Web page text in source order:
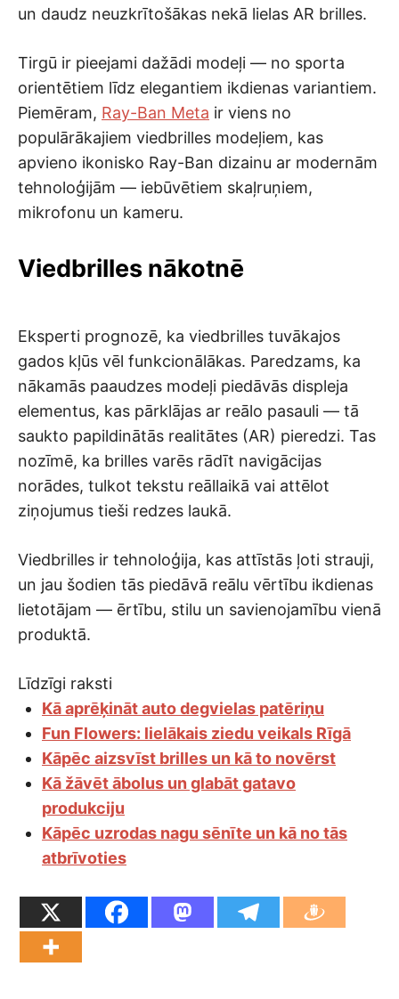
un daudz neuzkrītošākas nekā lielas AR brilles.
Tirgū ir pieejami dažādi modeļi — no sporta
orientētiem līdz elegantiem ikdienas variantiem.
Piemēram, Ray-Ban Meta ir viens no
populārākajiem viedbrilles modeļiem, kas
apvieno ikonisko Ray-Ban dizainu ar modernām
tehnoloģijām — iebūvētiem skaļruņiem,
mikrofonu un kameru.
Viedbrilles nākotnē
Eksperti prognozē, ka viedbrilles tuvākajos
gados kļūs vēl funkcionālākas. Paredzams, ka
nākamās paaudzes modeļi piedāvās displeja
elementus, kas pārklājas ar reālo pasauli — tā
saukto papildinātās realitātes (AR) pieredzi. Tas
nozīmē, ka brilles varēs rādīt navigācijas
norādes, tulkot tekstu reāllaikā vai attēlot
ziņojumus tieši redzes laukā.
Viedbrilles ir tehnoloģija, kas attīstās ļoti strauji,
un jau šodien tās piedāvā reālu vērtību ikdienas
lietotājam — ērtību, stilu un savienojamību vienā
produktā.
Līdzīgi raksti
Kā aprēķināt auto degvielas patēriņu
Fun Flowers: lielākais ziedu veikals Rīgā
Kāpēc aizsvīst brilles un kā to novērst
Kā žāvēt ābolus un glabāt gatavo
produkciju
Kāpēc uzrodas nagu sēnīte un kā no tās
atbrīvoties